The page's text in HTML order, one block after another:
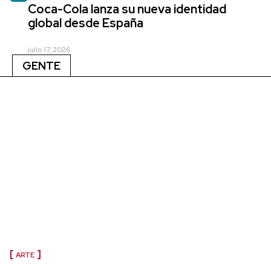
Coca-Cola lanza su nueva identidad
global desde España
julio 17, 2026
GENTE
ARTE